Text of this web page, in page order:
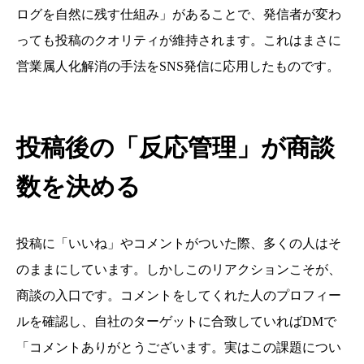
ログを自然に残す仕組み」があることで、発信者が変わ
っても投稿のクオリティが維持されます。これはまさに
営業属人化解消の手法をSNS発信に応用したものです。
投稿後の「反応管理」が商談
数を決める
投稿に「いいね」やコメントがついた際、多くの人はそ
のままにしています。しかしこのリアクションこそが、
商談の入口です。コメントをしてくれた人のプロフィー
ルを確認し、自社のターゲットに合致していればDMで
「コメントありがとうございます。実はこの課題につい